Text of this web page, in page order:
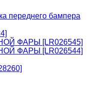
переднего бампера
ФАРЫ [LR026545]
ФАРЫ [LR026544]